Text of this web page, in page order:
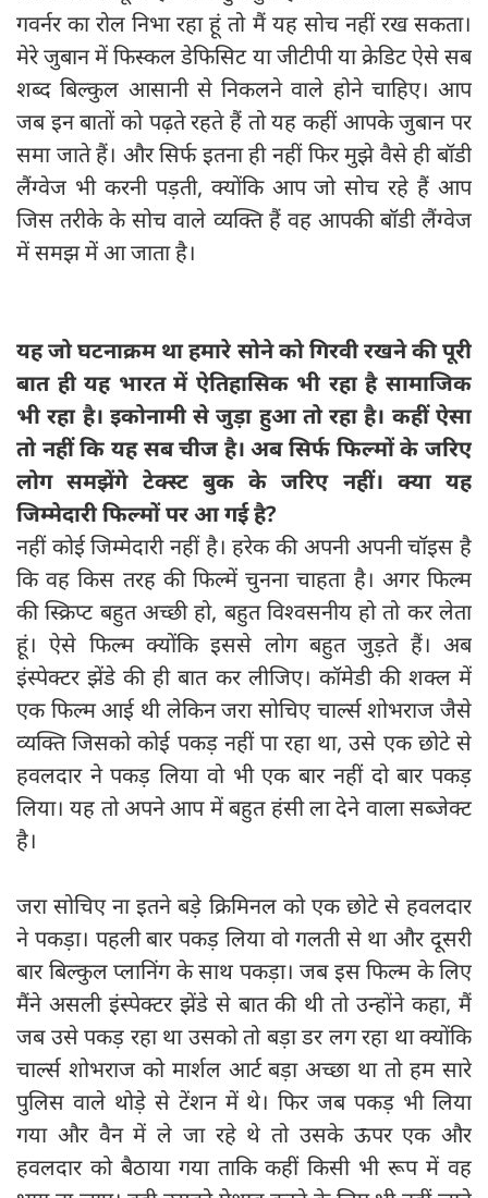
गवर्नर का रोल निभा रहा हूं तो मैं यह सोच नहीं रख सकता।
मेरे जुबान में फिस्कल डेफिसिट या जीटीपी या क्रेडिट ऐसे सब
शब्द बिल्कुल आसानी से निकलने वाले होने चाहिए। आप
जब इन बातों को पढ़ते रहते हैं तो यह कहीं आपके जुबान पर
समा जाते हैं। और सिर्फ इतना ही नहीं फिर मुझे वैसे ही बॉडी
लैंग्वेज भी करनी पड़ती, क्योंकि आप जो सोच रहे हैं आप
जिस तरीके के सोच वाले व्यक्ति हैं वह आपकी बॉडी लैंग्वेज
में समझ में आ जाता है।
यह जो घटनाक्रम था हमारे सोने को गिरवी रखने की पूरी
बात ही यह भारत में ऐतिहासिक भी रहा है सामाजिक
भी रहा है। इकोनामी से जुड़ा हुआ तो रहा है। कहीं ऐसा
तो नहीं कि यह सब चीज है। अब सिर्फ फिल्मों के जरिए
लोग समझेंगे टेक्स्ट बुक के जरिए नहीं। क्या यह
जिम्मेदारी फिल्मों पर आ गई है?
नहीं कोई जिम्मेदारी नहीं है। हरेक की अपनी अपनी चॉइस है
कि वह किस तरह की फिल्में चुनना चाहता है। अगर फिल्म
की स्क्रिप्ट बहुत अच्छी हो, बहुत विश्वसनीय हो तो कर लेता
हूं। ऐसे फिल्म क्योंकि इससे लोग बहुत जुड़ते हैं। अब
इंस्पेक्टर झेंडे की ही बात कर लीजिए। कॉमेडी की शक्ल में
एक फिल्म आई थी लेकिन जरा सोचिए चार्ल्स शोभराज जैसे
व्यक्ति जिसको कोई पकड़ नहीं पा रहा था, उसे एक छोटे से
हवलदार ने पकड़ लिया वो भी एक बार नहीं दो बार पकड़
लिया। यह तो अपने आप में बहुत हंसी ला देने वाला सब्जेक्ट
है।
जरा सोचिए ना इतने बड़े क्रिमिनल को एक छोटे से हवलदार
ने पकड़ा। पहली बार पकड़ लिया वो गलती से था और दूसरी
बार बिल्कुल प्लानिंग के साथ पकड़ा। जब इस फिल्म के लिए
मैंने असली इंस्पेक्टर झेंडे से बात की थी तो उन्होंने कहा, मैं
जब उसे पकड़ रहा था उसको तो बड़ा डर लग रहा था क्योंकि
चार्ल्स शोभराज को मार्शल आर्ट बड़ा अच्छा था तो हम सारे
पुलिस वाले थोड़े से टेंशन में थे। फिर जब पकड़ भी लिया
गया और वैन में ले जा रहे थे तो उसके ऊपर एक और
हवलदार को बैठाया गया ताकि कहीं किसी भी रूप में वह